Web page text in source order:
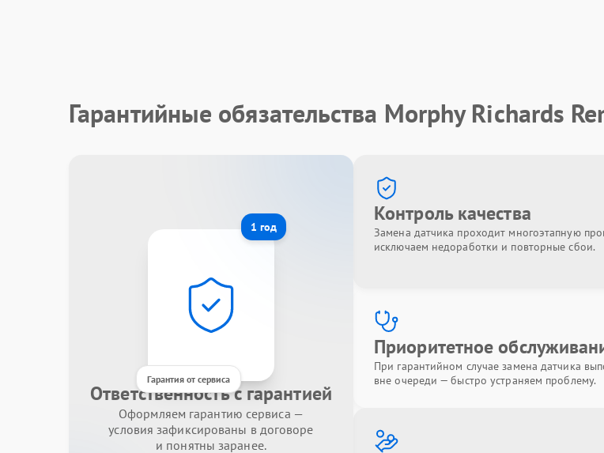
Гарантийные обязательства Morphy Richards
1 год
Гарантия от сервиса
Ответственность с гарантией
Оформляем гарантию сервиса —
условия зафиксированы в договоре
и понятны заранее.
Контроль качества
Замена датчика проходит многоэтапную
исключаем недоработки и повторные сбои.
Приоритетное
При гарантийном случае замена датчика
вне очереди — быстро устраняем проблему.